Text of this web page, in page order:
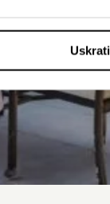
Uskrati